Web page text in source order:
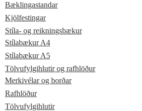
Bæklingastandar
Kjölfestingar
Stíla- og reikningsbækur
Stílabækur A4
Stílabækur A5
Tölvufylgihlutir og rafhlöður
Merkivélar og borðar
Rafhlöður
Tölvufylgihlutir